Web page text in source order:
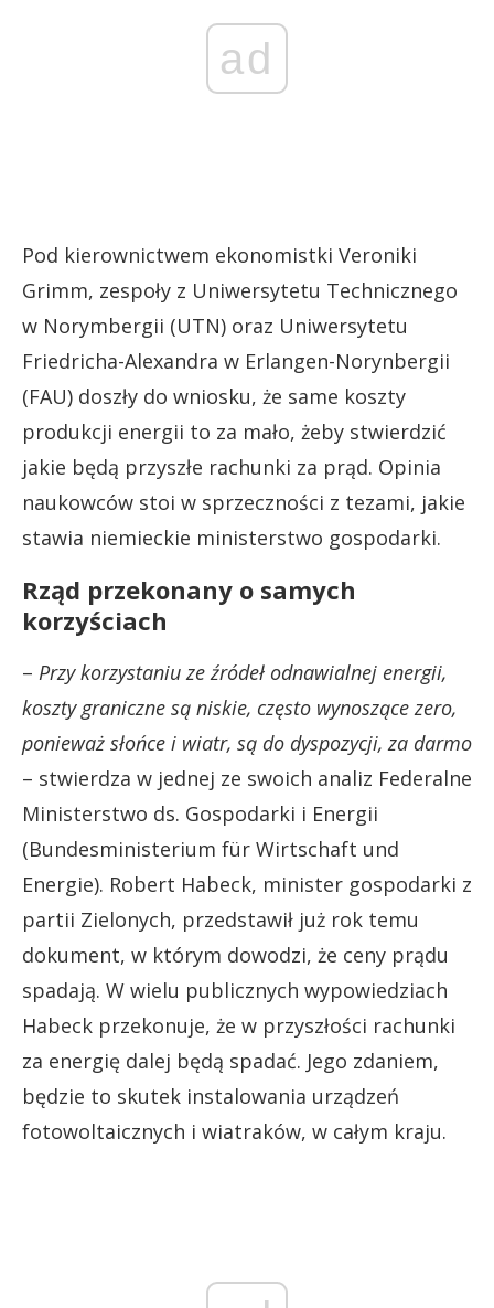
ad
Pod kierownictwem ekonomistki Veroniki
Grimm, zespoły z Uniwersytetu Technicznego
w Norymbergii (UTN) oraz Uniwersytetu
Friedricha-Alexandra w Erlangen-Norynbergii
(FAU) doszły do wniosku, że same koszty
produkcji energii to za mało, żeby stwierdzić
jakie będą przyszłe rachunki za prąd. Opinia
naukowców stoi w sprzeczności z tezami, jakie
stawia niemieckie ministerstwo gospodarki.
Rząd przekonany o samych
korzyściach
– Przy korzystaniu ze źródeł odnawialnej energii,
koszty graniczne są niskie, często wynoszące zero,
ponieważ słońce i wiatr, są do dyspozycji, za darmo
– stwierdza w jednej ze swoich analiz Federalne
Ministerstwo ds. Gospodarki i Energii
(Bundesministerium für Wirtschaft und
Energie). Robert Habeck, minister gospodarki z
partii Zielonych, przedstawił już rok temu
dokument, w którym dowodzi, że ceny prądu
spadają. W wielu publicznych wypowiedziach
Habeck przekonuje, że w przyszłości rachunki
za energię dalej będą spadać. Jego zdaniem,
będzie to skutek instalowania urządzeń
fotowoltaicznych i wiatraków, w całym kraju.